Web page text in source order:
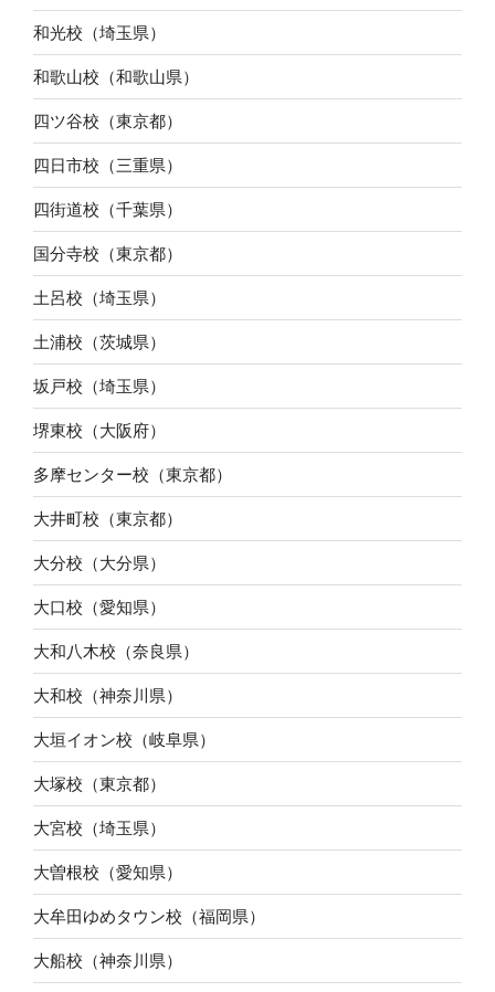
和光校（埼玉県）
和歌山校（和歌山県）
四ツ谷校（東京都）
四日市校（三重県）
四街道校（千葉県）
国分寺校（東京都）
土呂校（埼玉県）
土浦校（茨城県）
坂戸校（埼玉県）
堺東校（大阪府）
多摩センター校（東京都）
大井町校（東京都）
大分校（大分県）
大口校（愛知県）
大和八木校（奈良県）
大和校（神奈川県）
大垣イオン校（岐阜県）
大塚校（東京都）
大宮校（埼玉県）
大曽根校（愛知県）
大牟田ゆめタウン校（福岡県）
大船校（神奈川県）